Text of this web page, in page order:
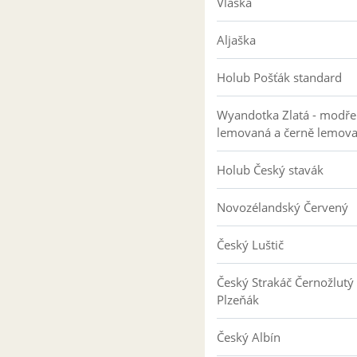
Aljaška
Holub Pošťák standard
Wyandotka Zlatá - modře
lemovaná a černě
Holub Český stavák
Novozélandský Červený
Český Luštič
Český Strakáč Černožlutý
Plzeňák
Český Albín